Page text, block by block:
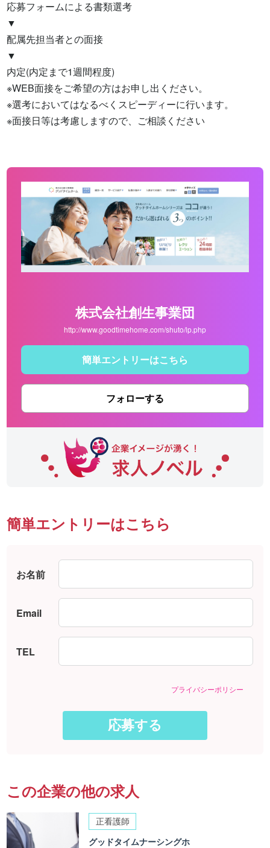
応募フォームによる書類選考
▼
配属先担当者との面接
▼
内定(内定まで1週間程度)
※WEB面接をご希望の方はお申し出ください。
※選考においてはなるべくスピーディーに行います。
※面接日等は考慮しますので、ご相談ください
株式会社創生事業団
http://www.goodtimehome.com/shuto/lp.php
簡単エントリーはこちら
フォローする
簡単エントリーはこちら
お名前
Email
TEL
プライバシーポリシー
この企業の他の求人
正看護師
グッドタイムナーシングホ